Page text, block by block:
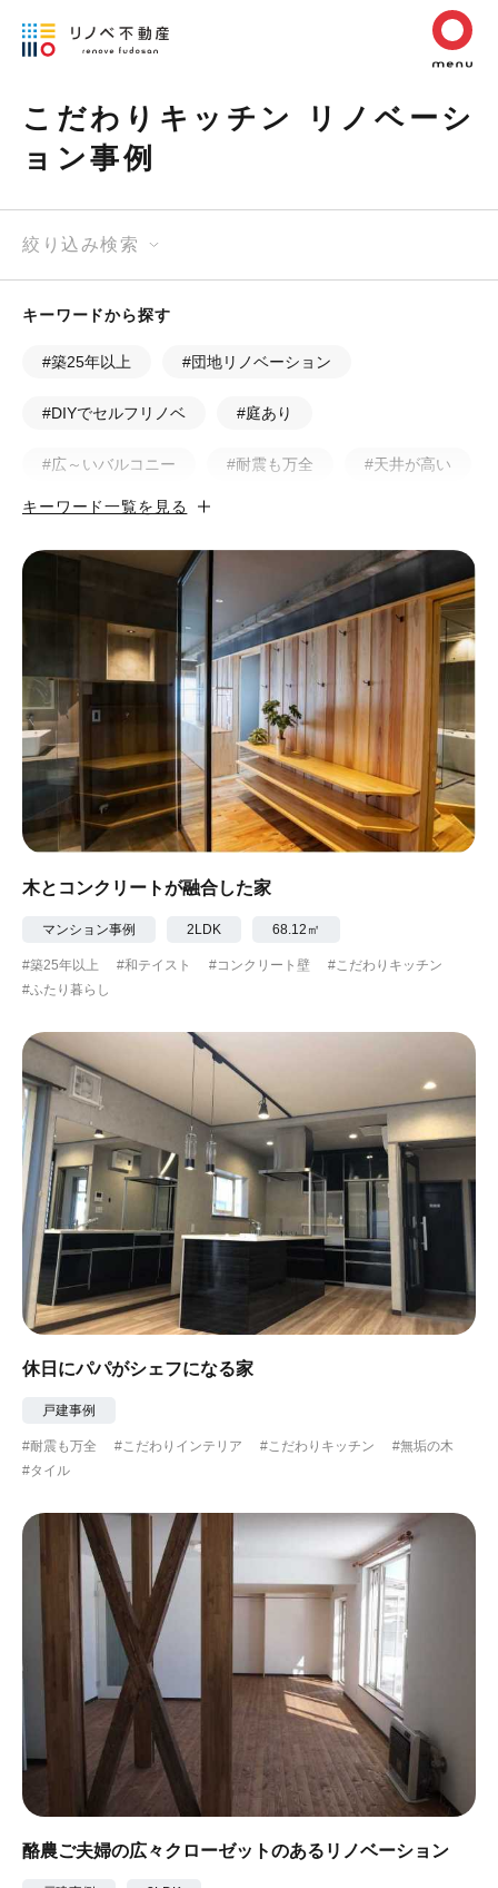
こだわりキッチン リノベーシ
ョン事例
絞り込み検索
キーワードから探す
#築25年以上 #団地リノベーション
#DIYでセルフリノベ #庭あり
#広～いバルコニー #耐震も万全 #天井が高い
#カフェ風 #昭和レトロ
#ナチュラル #アジアンテイスト
#ハンモック
#コンクリート壁 #ガラスブロック #土間あり
#こだわりインテリア #こだわりキッチン
#自転車収納 #作り付けの家具 #あえて古材
#黒板 #無垢の木 #タイル #壁一面本棚
#ひとり暮らし
#ふたり暮らし #子育てに優しい
#スローライフ #自宅で仕事 #ペットと暮らす
#眺望最高 #水辺の住まい
#300万円以下
キーワード一覧を見る
木とコンクリートが融合した家
マンション事例 2LDK 68.12㎡
#築25年以上 #和テイスト #コンクリート壁
#こだわりキッチン
#ふたり暮らし
休日にパパがシェフになる家
戸建事例
#耐震も万全 #こだわりインテリア #こだわりキッチン
#無垢の木
#タイル
酪農ご夫婦の広々クローゼットのあるリノベーション